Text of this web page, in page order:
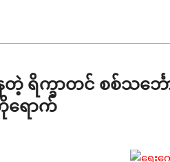
တဲ့ ရိက္ခာတင် စစ်သင်္
ောက်